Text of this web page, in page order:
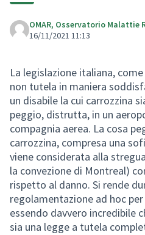
OMAR, Osservatorio Malattie
16/11/2021 11:13
La legislazione italiana,
non tutela in maniera
un disabile la cui carrozzina
peggio, distrutta, in un
compagnia aerea. La cosa
carrozzina, compresa una
viene considerata alla
la convezione di Montreal)
rispetto al danno. Si rende
regolamentazione ad hoc
essendo davvero incredibile
sia una legge a tutela